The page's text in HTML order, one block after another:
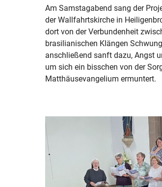
Am Samstagabend sang der
der Wallfahrtskirche in
dort von der Verbundenheit
brasilianischen Klängen
anschließend sanft dazu, Angst
um sich ein bisschen von der
Matthäusevangelium ermuntert.